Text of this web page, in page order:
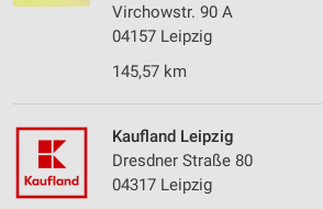
Virchowstr. 90 A
04157 Leipzig
145,57 km
Kaufland Leipzig
Dresdner Straße 80
04317 Leipzig